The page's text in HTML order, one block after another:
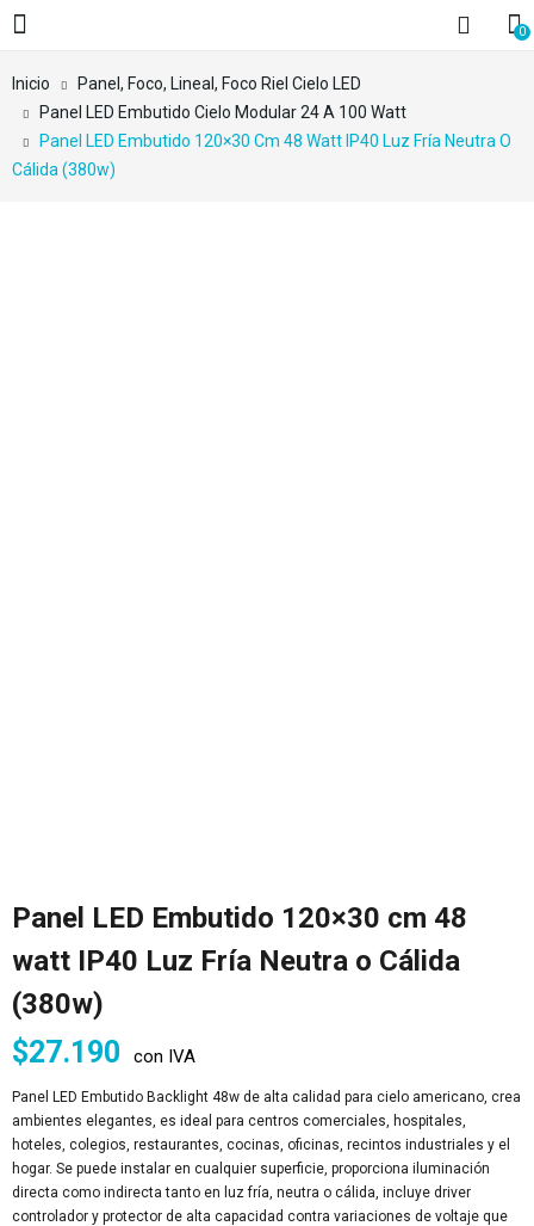
0
Inicio
Panel, Foco, Lineal, Foco Riel Cielo LED
Panel LED Embutido Cielo Modular 24 A 100 Watt
Panel LED Embutido 120×30 Cm 48 Watt IP40 Luz Fría Neutra O
Cálida (380w)
Panel LED Embutido 120×30 cm 48
watt IP40 Luz Fría Neutra o Cálida
(380w)
$27.190 con IVA
Panel LED Embutido Backlight 48w de alta calidad para cielo americano, crea
ambientes elegantes, es ideal para centros comerciales, hospitales,
hoteles, colegios, restaurantes, cocinas, oficinas, recintos industriales y el
hogar. Se puede instalar en cualquier superficie, proporciona iluminación
directa como indirecta tanto en luz fría, neutra o cálida, incluye driver
controlador y protector de alta capacidad contra variaciones de voltaje que